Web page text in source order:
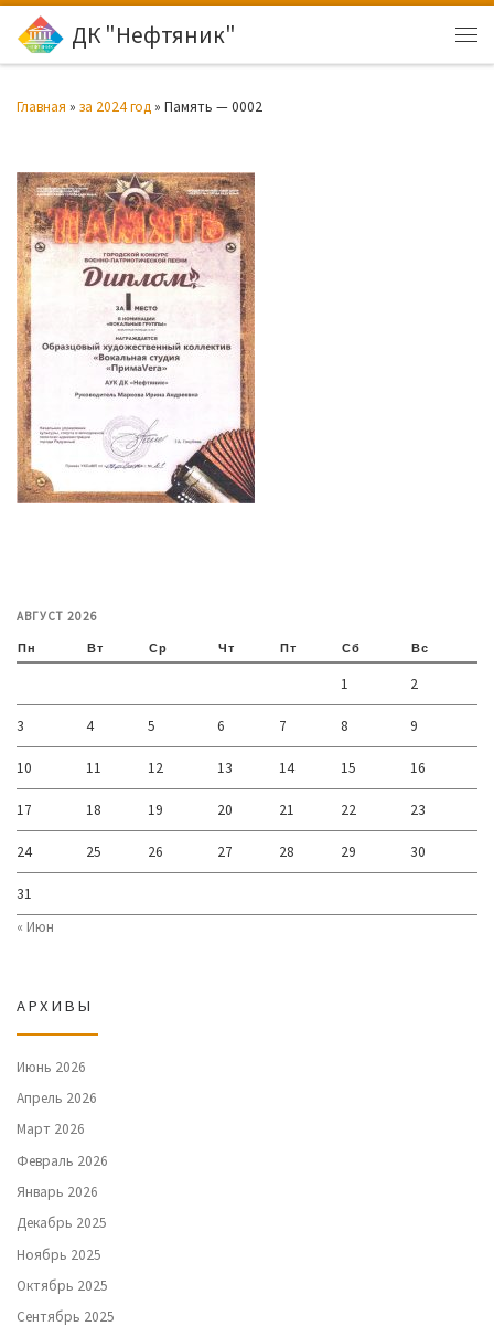
Перейти к содержимому
ДК "Нефтяник"
Главная » за 2024 год » Память — 0002
АВГУСТ 2026
Пн Вт Ср Чт Пт Сб Вс
1 2
3 4 5 6 7 8 9
10 11 12 13 14 15 16
17 18 19 20 21 22 23
24 25 26 27 28 29 30
31
« Июн
АРХИВЫ
Июнь 2026
Апрель 2026
Март 2026
Февраль 2026
Январь 2026
Декабрь 2025
Ноябрь 2025
Октябрь 2025
Сентябрь 2025